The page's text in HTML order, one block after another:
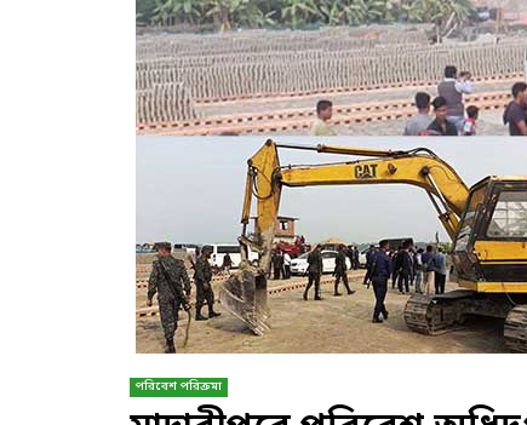
পরিবেশ পরিক্রমা